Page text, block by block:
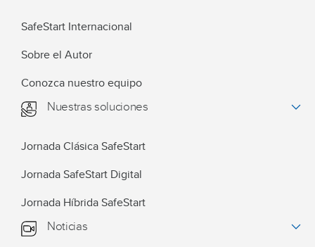
SafeStart Internacional
Sobre el Autor
Conozca nuestro equipo
Nuestras soluciones
Jornada Clásica SafeStart
Jornada SafeStart Digital
Jornada Híbrida SafeStart
Noticias